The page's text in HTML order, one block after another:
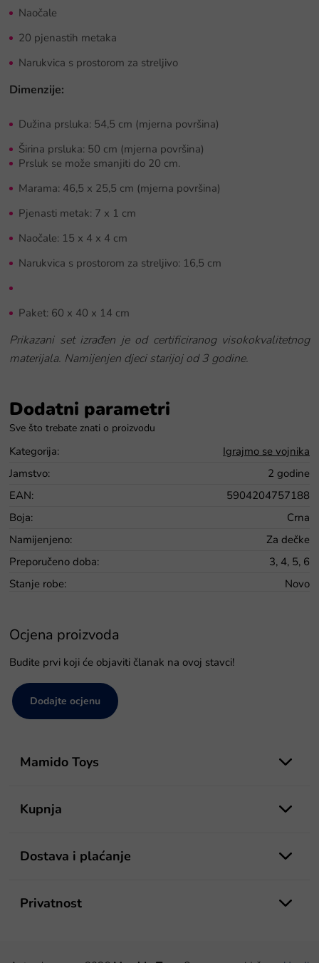
Naočale
20 pjenastih metaka
Narukvica s prostorom za streljivo
Dimenzije:
Dužina prsluka: 54,5 cm (mjerna površina)
Širina prsluka: 50 cm (mjerna površina)
Prsluk se može smanjiti do 20 cm.
Marama: 46,5 x 25,5 cm (mjerna površina)
Pjenasti metak: 7 x 1 cm
Naočale: 15 x 4 x 4 cm
Narukvica s prostorom za streljivo: 16,5 cm
Paket: 60 x 40 x 14 cm
Prikazani set izrađen je od certificiranog visokokvalitetnog
materijala. Namijenjen djeci starijoj od 3 godine.
Dodatni parametri
Kategorija:
Igrajmo se vojnika
Jamstvo:
2 godine
EAN:
5904204757188
Boja:
Crna
Namijenjeno:
Za dečke
Preporučeno doba:
3, 4, 5, 6
Stanje robe: Novo
Ocjena proizvoda
Budite prvi koji će objaviti članak na ovoj stavci!
Dodajte ocjenu
Mamido Toys
Kupnja
Dostava i plaćanje
Privatnost